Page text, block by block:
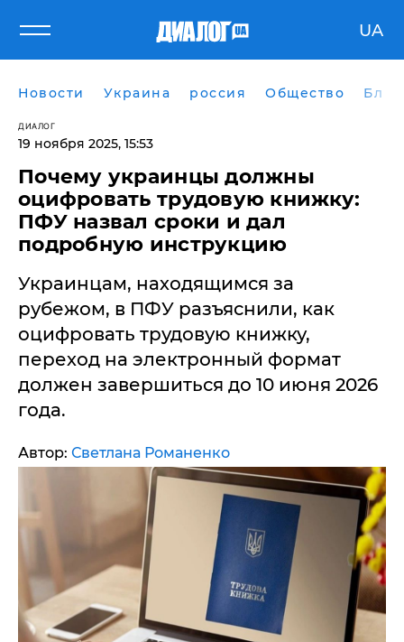
UA
Новости Украина россия Общество
ДИАЛОГ
19 ноября 2025, 15:53
Почему украинцы должны
оцифровать трудовую книжку:
ПФУ назвал сроки и дал
подробную инструкцию
Украинцам, находящимся за
рубежом, в ПФУ разъяснили, как
оцифровать трудовую книжку,
переход на электронный формат
должен завершиться до 10 июня 2026
года.
Автор: Светлана Романенко